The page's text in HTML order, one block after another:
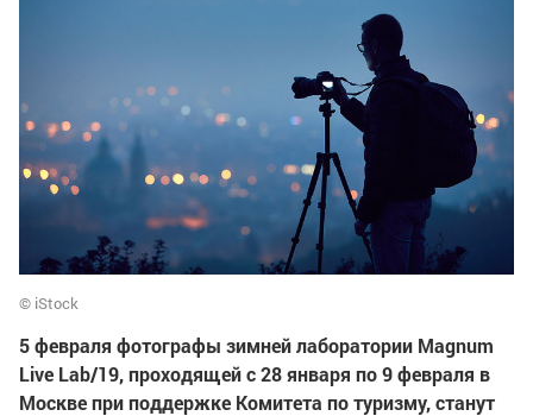
© iStock
5 февраля фотографы зимней лаборатории Magnum
Live Lab/19, проходящей с 28 января по 9 февраля в
Москве при поддержке Комитета по туризму, станут